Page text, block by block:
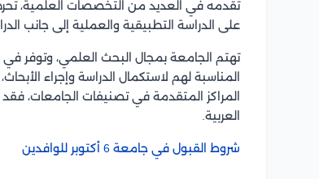
تقدمه في العديد من التخصصات العلمية،
على الدراسة التطبيقية والعملية إلى جانب
تهتم الجامعة بمجال البحث العلمي، وتوفر في
المناسبة لهم لاستكمال الدراسة وإجراء
العربية.
شروط القبول في جامعة 6 أكتوبر للوافدين